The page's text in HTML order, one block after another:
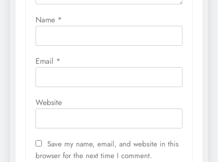
Name *
Email *
Website
Save my name, email, and website in this
browser for the next time I comment.